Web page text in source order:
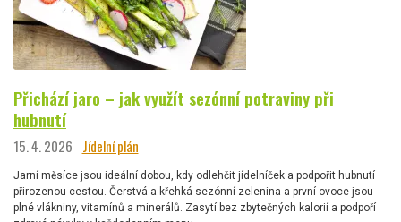
Přichází jaro – jak využít sezónní potraviny při
hubnutí
15. 4. 2026 Jídelní plán
Jarní měsíce jsou ideální dobou, kdy odlehčit jídelníček a podpořit hubnutí
přirozenou cestou. Čerstvá a křehká sezónní zelenina a první ovoce jsou
plné vlákniny, vitamínů a minerálů. Zasytí bez zbytečných kalorií a podpoří